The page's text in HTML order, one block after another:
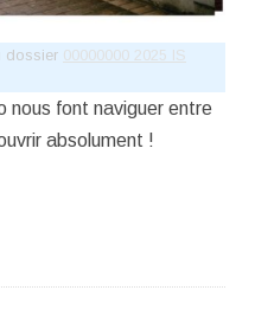
dossier 00000000 2025 IS
nous font naviguer entre
absolument !